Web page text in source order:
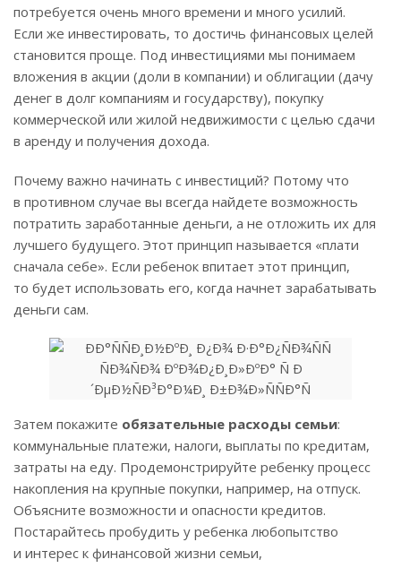
потребуется очень много времени и много усилий.
Если же инвестировать, то достичь финансовых целей
становится проще. Под инвестициями мы понимаем
вложения в акции (доли в компании) и облигации (дачу
денег в долг компаниям и государству), покупку
коммерческой или жилой недвижимости с целью сдачи
в аренду и получения дохода.
Почему важно начинать с инвестиций? Потому что
в противном случае вы всегда найдете возможность
потратить заработанные деньги, а не отложить их для
лучшего будущего. Этот принцип называется «плати
сначала себе». Если ребенок впитает этот принцип,
то будет использовать его, когда начнет зарабатывать
деньги сам.
Затем покажите обязательные расходы семьи:
коммунальные платежи, налоги, выплаты по кредитам,
затраты на еду. Продемонстрируйте ребенку процесс
накопления на крупные покупки, например, на отпуск.
Объясните возможности и опасности кредитов.
Постарайтесь пробудить у ребенка любопытство
и интерес к финансовой жизни семьи,